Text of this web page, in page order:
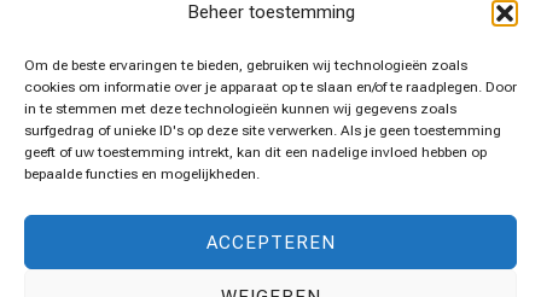
Beheer toestemming
Om de beste ervaringen te bieden, gebruiken wij technologieën zoals
cookies om informatie over je apparaat op te slaan en/of te raadplegen. Door
in te stemmen met deze technologieën kunnen wij gegevens zoals
surfgedrag of unieke ID's op deze site verwerken. Als je geen toestemming
geeft of uw toestemming intrekt, kan dit een nadelige invloed hebben op
bepaalde functies en mogelijkheden.
ACCEPTEREN
Leukste pins voor jouw huis!
Algemene voorwaarden